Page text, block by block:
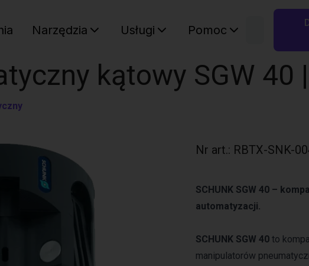
Narzędzia Usługi Pomoc Szukaj w
kątowy SGW 40
Nr art.: RBTX-SNK-
SCHUNK SGW 40 –
automatyzacji.
SCHUNK SGW 40 to
manipulatorów
Wózek